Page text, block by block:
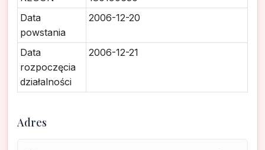
Data
powstania
2006-12-20
Data
rozpoczęcia
działalności
2006-12-21
Adres